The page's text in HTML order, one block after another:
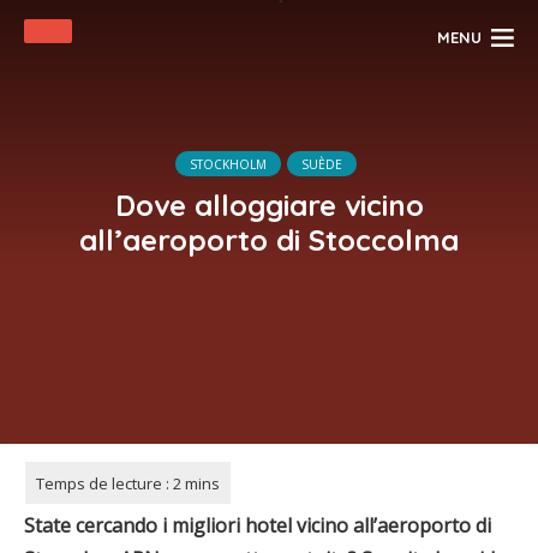
MENU
STOCKHOLM SUÈDE
Dove alloggiare vicino
all’aeroporto di Stoccolma
State cercando i migliori hotel vicino all’aeroporto di